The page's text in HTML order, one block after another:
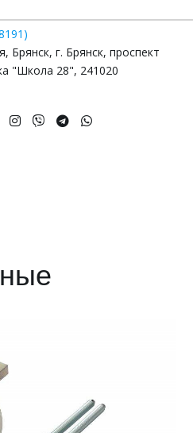
, Брянск, г. Брянск, проспект
"Школа 28", 241020